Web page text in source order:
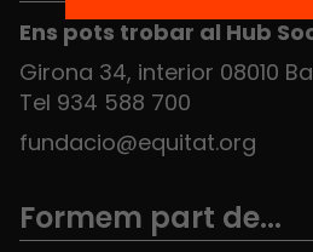
Ens pots trobar al Hub
Girona 34, interior 08010
Tel 934 588 700
fundacio@equitat.org
Formem part de...